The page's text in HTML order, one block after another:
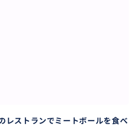
レストランでミートボールを食べ